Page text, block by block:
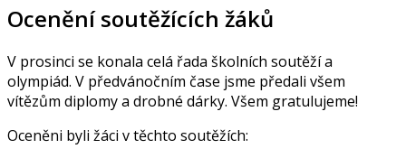
Ocenění soutěžících žáků
V prosinci se konala celá řada školních soutěží a
olympiád. V předvánočním čase jsme předali všem
vítězům diplomy a drobné dárky. Všem gratulujeme!
Oceněni byli žáci v těchto soutěžích: